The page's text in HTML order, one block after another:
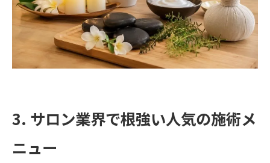
3. サロン業界で根強い人気の施術メ
ニュー